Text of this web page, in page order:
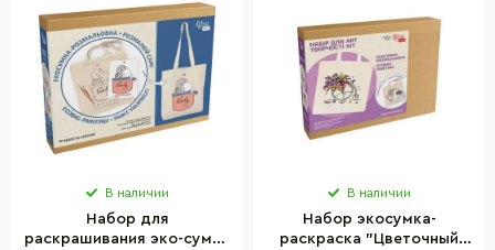
В наличии
Набор для
раскрашивания эко-сумки
В наличии
Набор экосумка-
раскраска "Цветочный